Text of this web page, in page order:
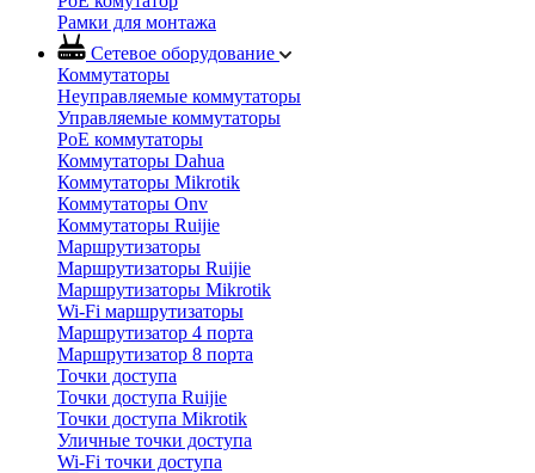
Рамки для монтажа
Сетевое оборудование
Коммутаторы
Неуправляемые коммутаторы
Управляемые коммутаторы
PoE коммутаторы
Коммутаторы Dahua
Коммутаторы Mikrotik
Коммутаторы Onv
Коммутаторы Ruijie
Маршрутизаторы
Маршрутизаторы Ruijie
Маршрутизаторы Mikrotik
Wi-Fi маршрутизаторы
Маршрутизатор 4 порта
Маршрутизатор 8 порта
Точки доступа
Точки доступа Ruijie
Точки доступа Mikrotik
Уличные точки доступа
Wi-Fi точки доступа